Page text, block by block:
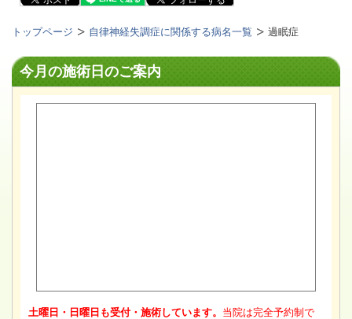
トップページ 自律神経失調症に関係する病名一覧 過眠症
今月の施術日のご案内
土曜日・日曜日も受付・施術しています。 当院は完全予約制で